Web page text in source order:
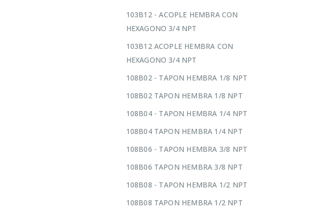
103B12 - ACOPLE HEMBRA CON
HEXAGONO 3/4 NPT
103B12 ACOPLE HEMBRA CON
HEXAGONO 3/4 NPT
108B02 - TAPON HEMBRA 1/8 NPT
108B02 TAPON HEMBRA 1/8 NPT
108B04 - TAPON HEMBRA 1/4 NPT
108B04 TAPON HEMBRA 1/4 NPT
108B06 - TAPON HEMBRA 3/8 NPT
108B06 TAPON HEMBRA 3/8 NPT
108B08 - TAPON HEMBRA 1/2 NPT
108B08 TAPON HEMBRA 1/2 NPT